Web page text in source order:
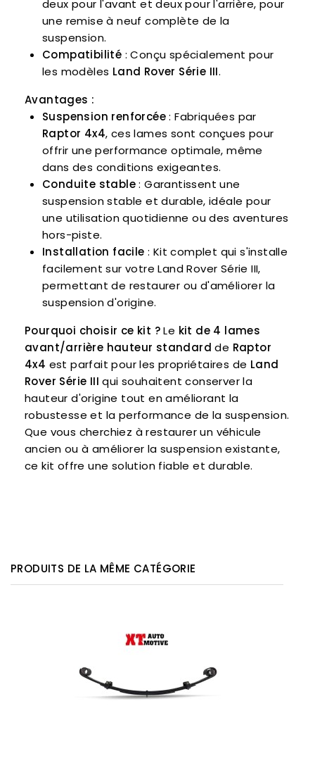
deux pour l'avant et deux pour l'arrière, pour
une remise à neuf complète de la
suspension.
Compatibilité : Conçu spécialement pour
les modèles Land Rover Série III.
Avantages :
Suspension renforcée: Fabriquées par
Raptor 4x4, ces lames sont conçues pour
offrir une performance optimale, même
dans des conditions exigeantes.
Conduite stable: Garantissent une
suspension stable et durable, idéale pour
une utilisation quotidienne ou des aventures
hors-piste.
Installation facile : Kit complet qui s'installe
facilement sur votre Land Rover Série III,
permettant de restaurer ou d'améliorer la
suspension d'origine.
Pourquoi choisir ce kit ?Le kit de 4 lames
avant/arrière hauteur standard de Raptor
4x4 est parfait pour les propriétaires de Land
Rover Série III qui souhaitent conserver la
hauteur d'origine tout en améliorant la
robustesse et la performance de la suspension.
Que vous cherchiez à restaurer un véhicule
ancien ou à améliorer la suspension existante,
ce kit offre une solution fiable et durable.
PRODUITS DE LA MÊME CATÉGORIE